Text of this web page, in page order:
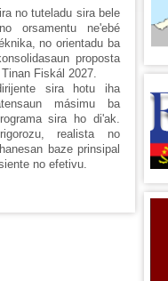
no tuteladu sira bele
orsamentu ne'ebé
no orientadu ba
proposta
Fiskál 2027.
sira hotu iha
másimu ba
sira ho di'ak.
realista no
baze prinsipal
no efetivu.